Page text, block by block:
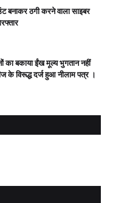
ठगी करने वाला साइबर
का बकाया ईंख मूल्य भुगतान नहीं
के विरूद्ध दर्ज हुआ नीलाम पत्र ।